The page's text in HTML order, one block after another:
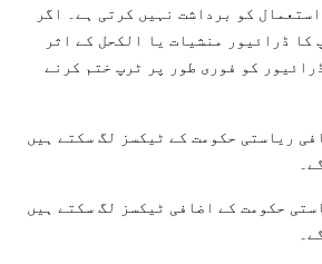
کو برداشت نہیں کرتی ہے۔ اگر
کا ڈرائیور منشیات یا الکحل کے اثر
کو فوری طور پر ٹرپ ختم کرنے
ریاستی حکومت کے ٹیکسز لگ سکتے ہیں
حکومت کے اضافی ٹیکسز لگ سکتے ہیں